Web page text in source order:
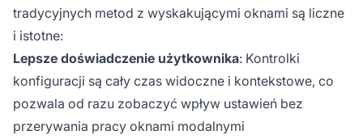
tradycyjnych metod z wyskakującymi oknami są liczne
i istotne:
Lepsze doświadczenie użytkownika: Kontrolki
konfiguracji są cały czas widoczne i kontekstowe, co
pozwala od razu zobaczyć wpływ ustawień bez
przerywania pracy oknami modalnymi